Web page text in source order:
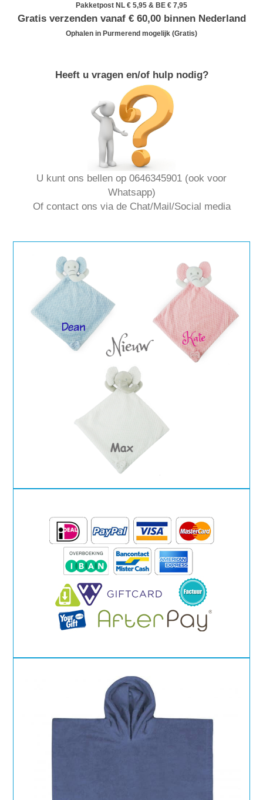
Pakketpost NL € 5,95 & BE € 7,95
Gratis verzenden vanaf € 60,00 binnen Nederland
Ophalen in Purmerend mogelijk (Gratis)
Heeft u vragen en/of hulp nodig?
U kunt ons bellen op 0646345901 (ook voor
Whatsapp)
Of contact ons via de Chat/Mail/Social media